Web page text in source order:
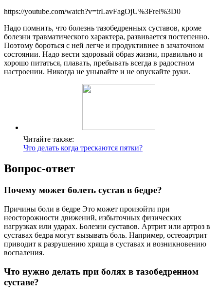
https://youtube.com/watch?v=trLavFagOjU%3Frel%3D0
Надо помнить, что болезнь тазобедренных суставов, кроме
болезни травматического характера, развивается постепенно.
Поэтому бороться с ней легче и продуктивнее в зачаточном
состоянии. Надо вести здоровый образ жизни, правильно и
хорошо питаться, плавать, пребывать всегда в радостном
настроении. Никогда не унывайте и не опускайте руки.
Читайте также:
Что делать когда трескаются пятки?
Вопрос-ответ
Почему может болеть сустав в бедре?
Причины боли в бедре Это может произойти при
неосторожности движений, избыточных физических
нагрузках или ударах. Болезни суставов. Артрит или артроз в
суставах бедра могут вызывать боль. Например, остеоартрит
приводит к разрушению хряща в суставах и возникновению
воспаления.
Что нужно делать при болях в тазобедренном
суставе?